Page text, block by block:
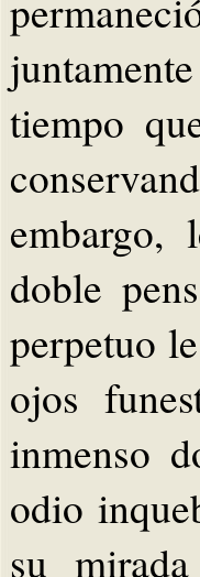
tiempo
embargo,
doble
perpetuo
ojos
inmenso
odio
su